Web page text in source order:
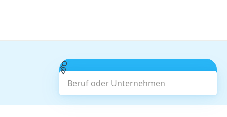
Beruf oder Unternehmen
Suchen